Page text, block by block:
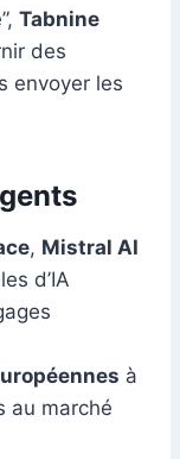
Tabnine
des
envoyer les
, Mistral AI
d’IA
à
au marché